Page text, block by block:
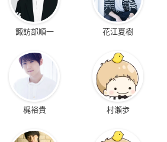
諏訪部順一 花江夏樹
梶裕貴 村瀬歩